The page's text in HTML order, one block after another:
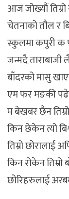
आज जोख्यौं तिम्रो
चेतनाको तौल र
स्कुलमा कपुरी क
जन्मदै ताराबाजी
बाँदरको मासु
एम फर मङकी पढेर
म बेखबर छैन
किन छेकेन त्यो
तिम्रो छोरालाई
किन रोकेन तिम्रो
छोरिहरुलाई